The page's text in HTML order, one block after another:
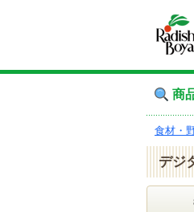
商
食材・
デジ